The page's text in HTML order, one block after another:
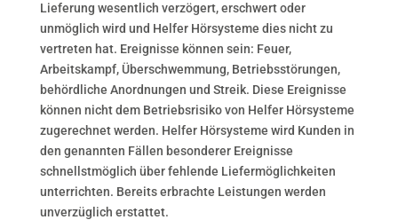
Lieferung wesentlich verzögert, erschwert oder
unmöglich wird und Helfer Hörsysteme dies nicht zu
vertreten hat. Ereignisse können sein: Feuer,
Arbeitskampf, Überschwemmung, Betriebsstörungen,
behördliche Anordnungen und Streik. Diese Ereignisse
können nicht dem Betriebsrisiko von Helfer Hörsysteme
zugerechnet werden. Helfer Hörsysteme wird Kunden in
den genannten Fällen besonderer Ereignisse
schnellstmöglich über fehlende Liefermöglichkeiten
unterrichten. Bereits erbrachte Leistungen werden
unverzüglich erstattet.